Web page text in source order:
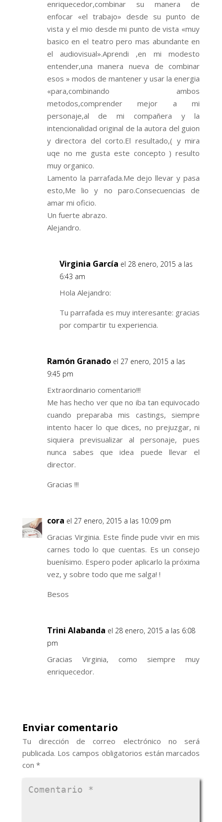
enriquecedor,combinar su manera de
enfocar «el trabajo» desde su punto de
vista y el mio desde mi punto de vista «muy
basico en el teatro pero mas abundante en
el audiovisual».Aprendi ,en mi modesto
entender,una manera nueva de combinar
esos » modos de mantener y usar la energia
«para,combinando ambos
metodos,comprender mejor a mi
personaje,al de mi compañera y la
intencionalidad original de la autora del guion
y directora del corto.El resultado,( y mira
uqe no me gusta este concepto ) resulto
muy organico.
Lamento la parrafada.Me dejo llevar y pasa
esto,Me lio y no paro.Consecuencias de
amar mi oficio.
Un fuerte abrazo.
Alejandro.
Virginia García el 28 enero, 2015 a las
6:43 am
Hola Alejandro:
Tu parrafada es muy interesante: gracias
por compartir tu experiencia.
Ramón Granado el 27 enero, 2015 a las
9:45 pm
Extraordinario comentario!!!
Me has hecho ver que no iba tan equivocado
cuando preparaba mis castings, siempre
intento hacer lo que dices, no prejuzgar, ni
siquiera previsualizar al personaje, pues
nunca sabes que idea puede llevar el
director.
Gracias !!!
cora el 27 enero, 2015 a las 10:09 pm
Gracias Virginia. Este finde pude vivir en mis
carnes todo lo que cuentas. Es un consejo
buenísimo. Espero poder aplicarlo la próxima
vez, y sobre todo que me salga! !
Besos
Trini Alabanda el 28 enero, 2015 a las 6:08
pm
Gracias Virginia, como siempre muy
enriquecedor.
Enviar comentario
Tu dirección de correo electrónico no será
publicada. Los campos obligatorios están marcados
con *